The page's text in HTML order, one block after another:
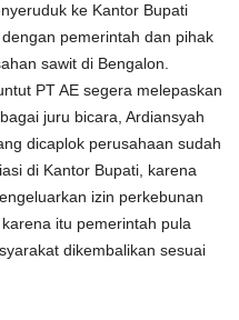
ke Kantor Bupati
pemerintah dan pihak
sawit di Bengalon.
PT AE segera melepaskan
juru bicara, Ardiansyah
dicaplok perusahaan sudah
di Kantor Bupati, karena
izin perkebunan
itu pemerintah pula
dikembalikan sesuai